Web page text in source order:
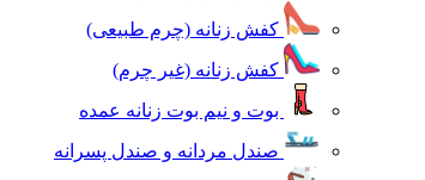
کفش زنانه (چرم طبیعی)
کفش زنانه (غیر چرم)
بوت و نیم بوت زنانه عمده
صندل مردانه و صندل پسرانه